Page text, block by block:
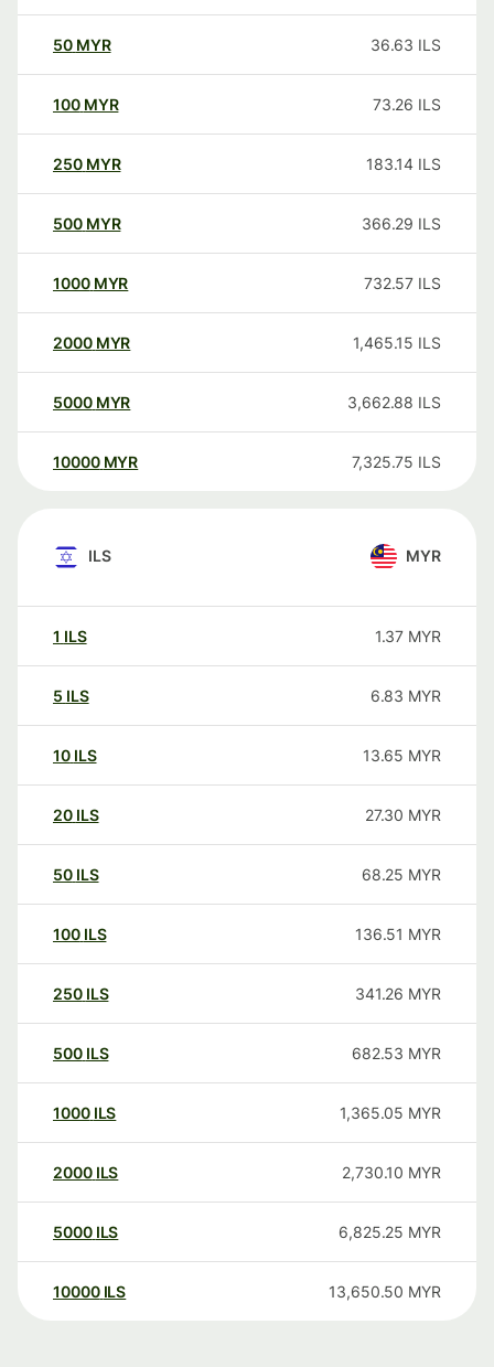
50 MYR 36.63 ILS
100 MYR 73.26 ILS
250 MYR 183.14 ILS
500 MYR 366.29 ILS
1000 MYR 732.57 ILS
2000 MYR 1,465.15 ILS
5000 MYR 3,662.88 ILS
10000 MYR 7,325.75 ILS
ILS MYR
1 ILS 1.37 MYR
5 ILS 6.83 MYR
10 ILS 13.65 MYR
20 ILS 27.30 MYR
50 ILS 68.25 MYR
100 ILS 136.51 MYR
250 ILS 341.26 MYR
500 ILS 682.53 MYR
1000 ILS 1,365.05 MYR
2000 ILS 2,730.10 MYR
5000 ILS 6,825.25 MYR
10000 ILS 13,650.50 MYR